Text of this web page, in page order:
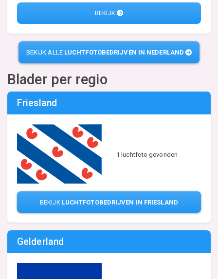
BEKIJK
BEKIJK ALLE LUCHTFOTOBEDRIJVEN IN NEDERLAND
Blader per regio
Friesland
1 luchtfoto gevonden
BEKIJK LUCHTFOTOBEDRIJVEN IN FRIESLAND
Gelderland